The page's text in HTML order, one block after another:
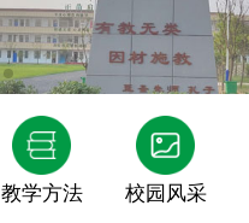
教学方法 校园风采